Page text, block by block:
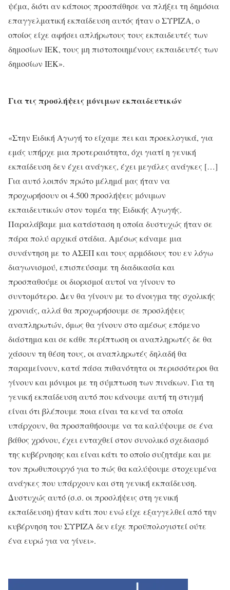
ψέμα, διότι αν κάποιος προσπάθησε να πλήξει τη δημόσια
επαγγελματική εκπαίδευση αυτός ήταν ο ΣΥΡΙΖΑ, ο
οποίος είχε αφήσει απλήρωτους τους εκπαιδευτές των
δημοσίων ΙΕΚ, τους μη πιστοποιημένους εκπαιδευτές των
δημοσίων ΙΕΚ».
Για τις προσλήψεις μόνιμων εκπαιδευτικών
«Στην Ειδική Αγωγή το είχαμε πει και προεκλογικά, για
εμάς υπήρχε μια προτεραιότητα, όχι γιατί η γενική
εκπαίδευση δεν έχει ανάγκες, έχει μεγάλες ανάγκες […]
Για αυτό λοιπόν πρώτο μέλημά μας ήταν να
προχωρήσουν οι 4.500 προσλήψεις μόνιμων
εκπαιδευτικών στον τομέα της Ειδικής Αγωγής.
Παραλάβαμε μια κατάσταση η οποία δυστυχώς ήταν σε
πάρα πολύ αρχικά στάδια. Αμέσως κάναμε μια
συνάντηση με το ΑΣΕΠ και τους αρμόδιους του εν λόγω
διαγωνισμού, επισπεύσαμε τη διαδικασία και
προσπαθούμε οι διορισμοί αυτοί να γίνουν το
συντομότερο. Δεν θα γίνουν με το άνοιγμα της σχολικής
χρονιάς, αλλά θα προχωρήσουμε σε προσλήψεις
αναπληρωτών, όμως θα γίνουν στο αμέσως επόμενο
διάστημα και σε κάθε περίπτωση οι αναπληρωτές δε θα
χάσουν τη θέση τους, οι αναπληρωτές δηλαδή θα
παραμείνουν, κατά πάσα πιθανότητα οι περισσότεροι θα
γίνουν και μόνιμοι με τη σύμπτωση των πινάκων. Για τη
γενική εκπαίδευση αυτό που κάνουμε αυτή τη στιγμή
είναι ότι βλέπουμε ποια είναι τα κενά τα οποία
υπάρχουν, θα προσπαθήσουμε να τα καλύψουμε σε ένα
βάθος χρόνου, έχει ενταχθεί στον συνολικό σχεδιασμό
της κυβέρνησης και είναι κάτι το οποίο συζητάμε και με
τον πρωθυπουργό για το πώς θα καλύψουμε στοχευμένα
ανάγκες που υπάρχουν και στη γενική εκπαίδευση.
Δυστυχώς αυτό (σ.σ. οι προσλήψεις στη γενική
εκπαίδευση) ήταν κάτι που ενώ είχε εξαγγελθεί από την
κυβέρνηση του ΣΥΡΙΖΑ δεν είχε προϋπολογιστεί ούτε
ένα ευρώ για να γίνει».